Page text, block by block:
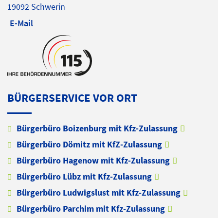
19092 Schwerin
E-Mail
BÜRGERSERVICE VOR ORT
Bürgerbüro Boizenburg mit Kfz-Zulassung
Bürgerbüro Dömitz mit KfZ-Zulassung
Bürgerbüro Hagenow mit Kfz-Zulassung
Bürgerbüro Lübz mit Kfz-Zulassung
Bürgerbüro Ludwigslust mit Kfz-Zulassung
Bürgerbüro Parchim mit Kfz-Zulassung